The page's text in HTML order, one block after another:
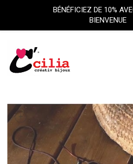
+
BÉNÉFICIEZ DE 10%
BIENVENUE